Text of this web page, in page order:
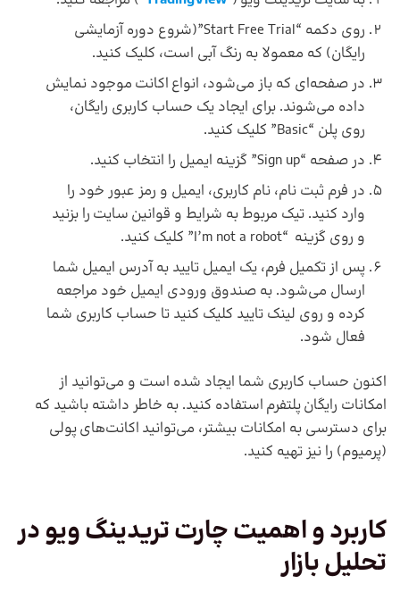
روی دکمه “Start Free Trial”(شروع دوره آزمایشی
رایگان) که معمولا به رنگ آبی است، کلیک کنید.
در صفحه‌ای که باز می‌شود، انواع اکانت موجود نمایش
داده می‌شوند. برای ایجاد یک حساب کاربری رایگان،
روی پلن “Basic” کلیک کنید.
در صفحه “Sign up” گزینه ایمیل را انتخاب کنید.
در فرم ثبت نام، نام کاربری، ایمیل و رمز عبور خود را
وارد کنید. تیک مربوط به شرایط و قوانین سایت را بزنید
و روی گزینه “I’m not a robot” کلیک کنید.
پس از تکمیل فرم، یک ایمیل تایید به آدرس ایمیل شما
ارسال می‌شود. به صندوق ورودی ایمیل خود مراجعه
کرده و روی لینک تایید کلیک کنید تا حساب کاربری شما
فعال شود.
اکنون حساب کاربری شما ایجاد شده است و می‌توانید از
امکانات رایگان پلتفرم استفاده کنید. به خاطر داشته باشید که
برای دسترسی به امکانات بیشتر، می‌توانید اکانت‌های پولی
(پرمیوم) را نیز تهیه کنید.
کاربرد و اهمیت چارت تریدینگ ویو در
تحلیل بازار